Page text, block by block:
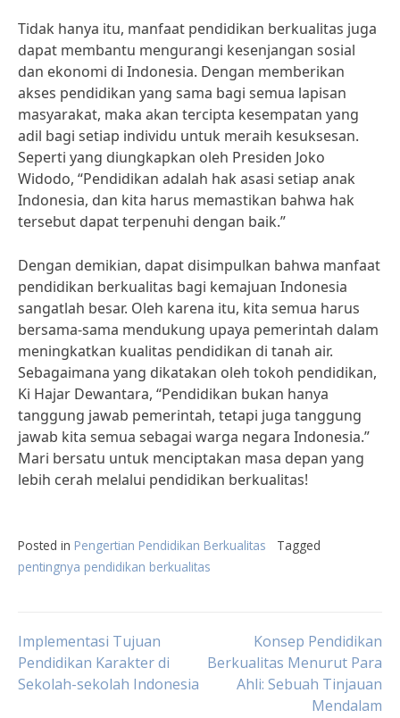
Tidak hanya itu, manfaat pendidikan berkualitas juga
dapat membantu mengurangi kesenjangan sosial
dan ekonomi di Indonesia. Dengan memberikan
akses pendidikan yang sama bagi semua lapisan
masyarakat, maka akan tercipta kesempatan yang
adil bagi setiap individu untuk meraih kesuksesan.
Seperti yang diungkapkan oleh Presiden Joko
Widodo, “Pendidikan adalah hak asasi setiap anak
Indonesia, dan kita harus memastikan bahwa hak
tersebut dapat terpenuhi dengan baik.”
Dengan demikian, dapat disimpulkan bahwa manfaat
pendidikan berkualitas bagi kemajuan Indonesia
sangatlah besar. Oleh karena itu, kita semua harus
bersama-sama mendukung upaya pemerintah dalam
meningkatkan kualitas pendidikan di tanah air.
Sebagaimana yang dikatakan oleh tokoh pendidikan,
Ki Hajar Dewantara, “Pendidikan bukan hanya
tanggung jawab pemerintah, tetapi juga tanggung
jawab kita semua sebagai warga negara Indonesia.”
Mari bersatu untuk menciptakan masa depan yang
lebih cerah melalui pendidikan berkualitas!
Posted in Pengertian Pendidikan Berkualitas
Tagged
pentingnya pendidikan berkualitas
Post
navigation
Implementasi Tujuan
Pendidikan Karakter di
Sekolah-sekolah Indonesia
Konsep Pendidikan
Berkualitas Menurut Para
Ahli: Sebuah Tinjauan
Mendalam